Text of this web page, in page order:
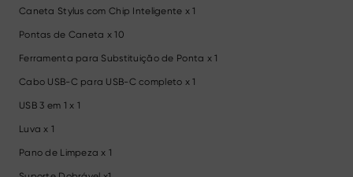
Caneta Stylus com Chip Inteligente x 1
Pontas de Caneta x 10
Ferramenta para Substituição de Ponta x 1
Cabo USB-C para USB-C completo x 1
USB 3 em 1 x 1
Luva x 1
Pano de Limpeza x 1